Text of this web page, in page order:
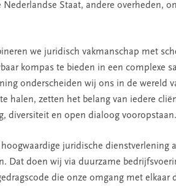
Nederlandse Staat, andere overheden,
we juridisch vakmanschap met
kompas te bieden in een complexe
onderscheiden wij ons in de wereld
halen, zetten het belang van iedere
diversiteit en open dialoog vooropstaan.
juridische dienstverlening
Dat doen wij via duurzame
die onze omgang met elkaar